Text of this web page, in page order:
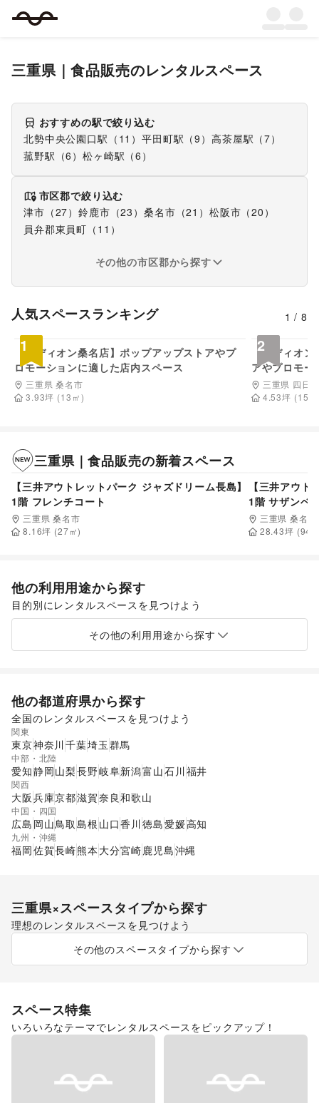
三重県｜食品販売のレンタルスペース
おすすめの駅で絞り込む
北勢中央公園口駅 （ 11 ）平田町駅 （9 ）高茶屋駅 （7）
菰野駅 （6 ）松ヶ崎駅 （6 ）
市区郡で絞り込む
津市 （27）鈴鹿市 （23 ） 桑名市 （21 ） 松阪市 （20 ）
員弁郡東員町 （ 11 ）
その他の市区郡から探す
人気スペースランキング 1 /8
1
【エディオン桑名店】ポップアップストアやプ
ロモーションに適した店内スペース
三重県 桑名市
3.93坪 (13 ㎡)
2
【エディオ
アやプロモー
三重県 四日
4.53坪 (15
三重県｜食品販売の新着スペース
110,000円/日
【三井アウトレットパーク ジャズドリーム長島】
1階 フレンチコート
三重県 桑名市
8.16坪 (27㎡)
【三井アウ
1階 サザンベ
三重県 桑名市
28.43坪 (94
他の利用用途から探す
目的別にレンタルスペースを見つけよう
ポップアップストア
販促イベント
その他の利用用途から探す
他の都道府県から探す
全国のレンタルスペースを見つけよう
関東
東京神奈川 千葉埼玉 群馬
中部・北陸
愛知静岡山梨長野岐阜新潟富山石川 福井
関西
大阪 兵庫京都滋賀奈良和歌山
中国・四国
広島 岡山鳥取 島根 山口香川 徳島愛媛高知
九州・沖縄
福岡佐賀長崎熊本 大分宮崎鹿児島沖縄
三重県×スペースタイプから探す
理想のレンタルスペースを見つけよう
その他のスペースタイプから探す
スペース特集
いろいろなテーマでレンタルスペースをピックアップ！